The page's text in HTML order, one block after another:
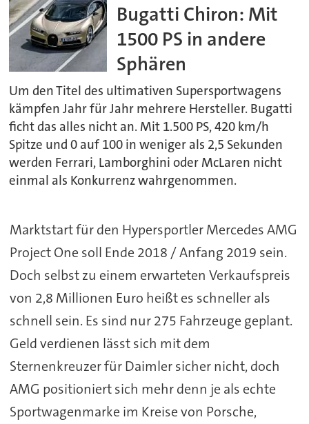
Bugatti Chiron: Mit
1500 PS in andere
Sphären
Um den Titel des ultimativen Supersportwagens
kämpfen Jahr für Jahr mehrere Hersteller. Bugatti
ficht das alles nicht an. Mit 1.500 PS, 420 km/h
Spitze und 0 auf 100 in weniger als 2,5 Sekunden
werden Ferrari, Lamborghini oder McLaren nicht
einmal als Konkurrenz wahrgenommen.
Marktstart für den Hypersportler Mercedes AMG
Project One soll Ende 2018 / Anfang 2019 sein.
Doch selbst zu einem erwarteten Verkaufspreis
von 2,8 Millionen Euro heißt es schneller als
schnell sein. Es sind nur 275 Fahrzeuge geplant.
Geld verdienen lässt sich mit dem
Sternenkreuzer für Daimler sicher nicht, doch
AMG positioniert sich mehr denn je als echte
Sportwagenmarke im Kreise von Porsche,